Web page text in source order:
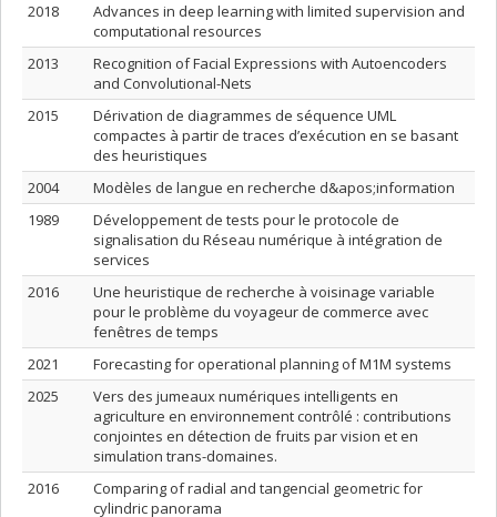
2018
Advances in deep learning with limited supervision and
computational resources
2013
Recognition of Facial Expressions with Autoencoders
and Convolutional-Nets
2015
Dérivation de diagrammes de séquence UML
compactes à partir de traces d’exécution en se basant
des heuristiques
2004
Modèles de langue en recherche d&apos;information
1989
Développement de tests pour le protocole de
signalisation du Réseau numérique à intégration de
services
2016
Une heuristique de recherche à voisinage variable
pour le problème du voyageur de commerce avec
fenêtres de temps
2021
Forecasting for operational planning of M1M systems
2025
Vers des jumeaux numériques intelligents en
agriculture en environnement contrôlé : contributions
conjointes en détection de fruits par vision et en
simulation trans-domaines.
2016
Comparing of radial and tangencial geometric for
cylindric panorama